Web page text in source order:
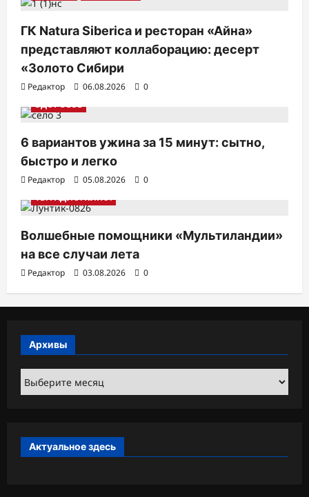
ГК Natura Siberica и ресторан «Айна»
представляют коллаборацию: десерт
«Золото Сибири
Редактор 06.08.2026
0
ЗДОРОВЬЕ
6 вариантов ужина за 15 минут: сытно,
быстро и легко
Редактор 05.08.2026
0
ТВ. РАДИО. КИНО.
Волшебные помощники «Мультиландии»
на все случаи лета
Редактор 03.08.2026 0
Архивы
Архивы
Актуальное здесь